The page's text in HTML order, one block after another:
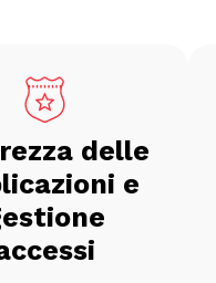
delle
e